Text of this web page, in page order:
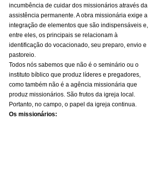
incumbência de cuidar dos missionários através da
assistência permanente. A obra missionária exige a
integração de elementos que são indispensáveis e,
entre eles, os principais se relacionam à
identificação do vocacionado, seu preparo, envio e
pastoreio.
Todos nós sabemos que não é o seminário ou o
instituto bíblico que produz líderes e pregadores,
como também não é a agência missionária que
produz missionários. São frutos da igreja local.
Portanto, no campo, o papel da igreja continua.
Os missionários: